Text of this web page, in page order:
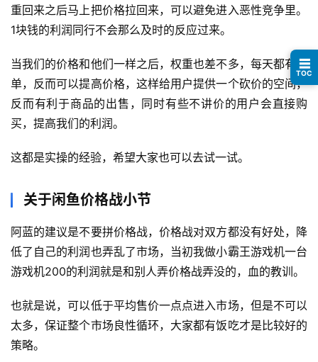
避
坑
南
运
营
科
创
资
源
会
员
专
区
登录 注册
重回来之后马上把价格拉回来，可以避免进入恶性竞争里。
1块钱的利润同行不会那么及时的反应过来。
当我们的价格和他们一样之后，权重也差不多，每天都有出
单，反而可以提高价格，这样给用户提供一个砍价的空间，
反而有利于商品的出售，同时有些不讲价的用户会直接购
买，提高我们的利润。
这都是实操的经验，希望大家也可以去试一试。
关于闲鱼价格战小节
阿蓝的建议是不要拼价格战，价格战对双方都没有好处，降
低了自己的利润也弄乱了市场，当初我做小霸王游戏机一台
游戏机200的利润就是和别人弄价格战弄没的，血的教训。
也就是说，可以低于平均售价一点点进入市场，但是不可以
太多，保证整个市场良性循环，大家都有饭吃才是比较好的
策略。
☰
TOC